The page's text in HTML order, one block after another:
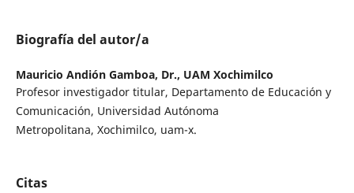
Biografía del autor/a
Mauricio Andión Gamboa, Dr., UAM Xochimilco
Profesor investigador titular, Departamento de Educación y
Comunicación, Universidad Autónoma
Metropolitana, Xochimilco, uam-x.
Citas